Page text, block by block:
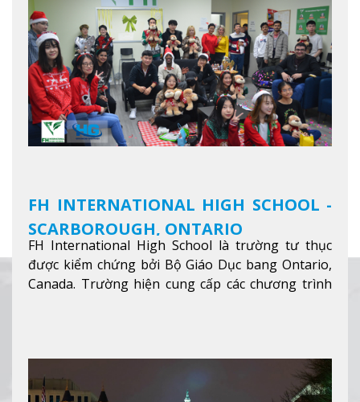
FH INTERNATIONAL HIGH SCHOOL -
SCARBOROUGH, ONTARIO
FH International High School là trường tư thục
được kiểm chứng bởi Bộ Giáo Dục bang Ontario,
Canada. Trường hiện cung cấp các chương trình
nhanh chóng môi trường học tại Canada.Xem
thêm